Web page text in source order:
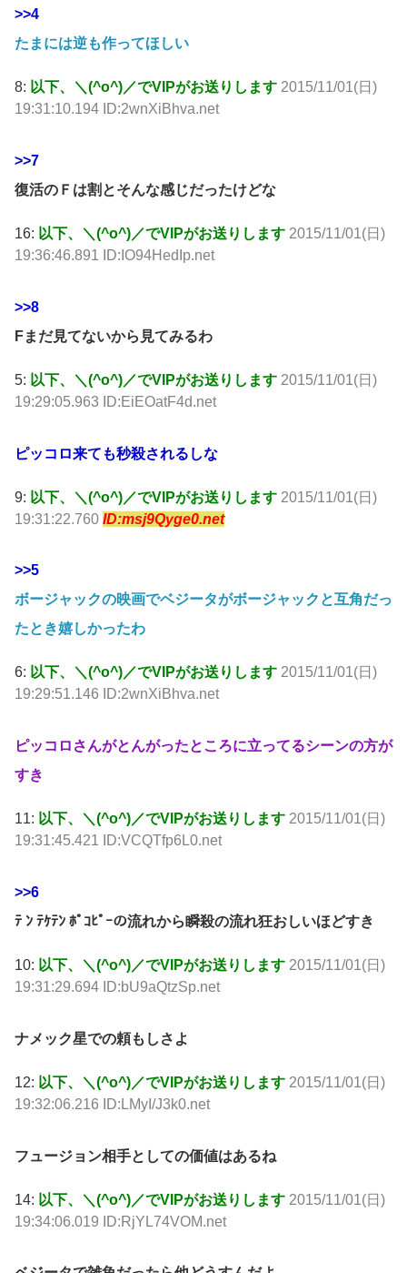
>>4
たまには逆も作ってほしい
8: 以下、＼(^o^)／でVIPがお送りします 2015/11/01(日)
19:31:10.194 ID:2wnXiBhva.net
>>7
復活のＦは割とそんな感じだったけどな
16: 以下、＼(^o^)／でVIPがお送りします 2015/11/01(日)
19:36:46.891 ID:IO94HedIp.net
>>8
Fまだ見てないから見てみるわ
5: 以下、＼(^o^)／でVIPがお送りします 2015/11/01(日)
19:29:05.963 ID:EiEOatF4d.net
ピッコロ来ても秒殺されるしな
9: 以下、＼(^o^)／でVIPがお送りします 2015/11/01(日)
19:31:22.760 ID:msj9Qyge0.net
>>5
ボージャックの映画でベジータがボージャックと互角だっ
たとき嬉しかったわ
6: 以下、＼(^o^)／でVIPがお送りします 2015/11/01(日)
19:29:51.146 ID:2wnXiBhva.net
ピッコロさんがとんがったところに立ってるシーンの方が
すき
11: 以下、＼(^o^)／でVIPがお送りします 2015/11/01(日)
19:31:45.421 ID:VCQTfp6L0.net
>>6
ﾃ ﾝ ﾃｹﾃﾝ ﾎﾟｺﾋﾟｰの流れから瞬殺の流れ狂おしいほどすき
10: 以下、＼(^o^)／でVIPがお送りします 2015/11/01(日)
19:31:29.694 ID:bU9aQtzSp.net
ナメック星での頼もしさよ
12: 以下、＼(^o^)／でVIPがお送りします 2015/11/01(日)
19:32:06.216 ID:LMyI/J3k0.net
フュージョン相手としての価値はあるね
14: 以下、＼(^o^)／でVIPがお送りします 2015/11/01(日)
19:34:06.019 ID:RjYL74VOM.net